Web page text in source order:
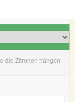
die Zitronen hängen